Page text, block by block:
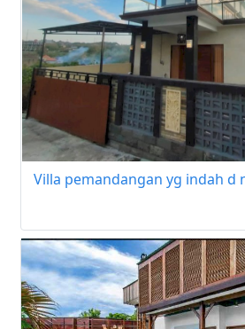
Villa pemandangan yg indah d